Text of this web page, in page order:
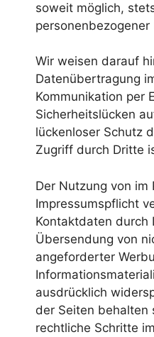
soweit möglich,
personenbezogener
Wir weisen darauf
Datenübertragung
Kommunikation per
Sicherheitslücken
lückenloser Schutz
Zugriff durch Dritte
Der Nutzung von im
Impressumspflicht
Kontaktdaten durch
Übersendung von
angeforderter
ausdrücklich
der Seiten behalten
rechtliche Schritte